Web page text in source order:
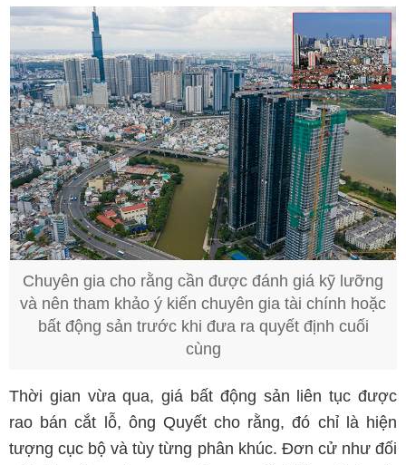
Chuyên gia cho rằng cần được đánh giá kỹ lưỡng
và nên tham khảo ý kiến chuyên gia tài chính hoặc
bất động sản trước khi đưa ra quyết định cuối
cùng
Thời gian vừa qua, giá bất động sản liên tục được
rao bán cắt lỗ, ông Quyết cho rằng, đó chỉ là hiện
tượng cục bộ và tùy từng phân khúc. Đơn cử như đối